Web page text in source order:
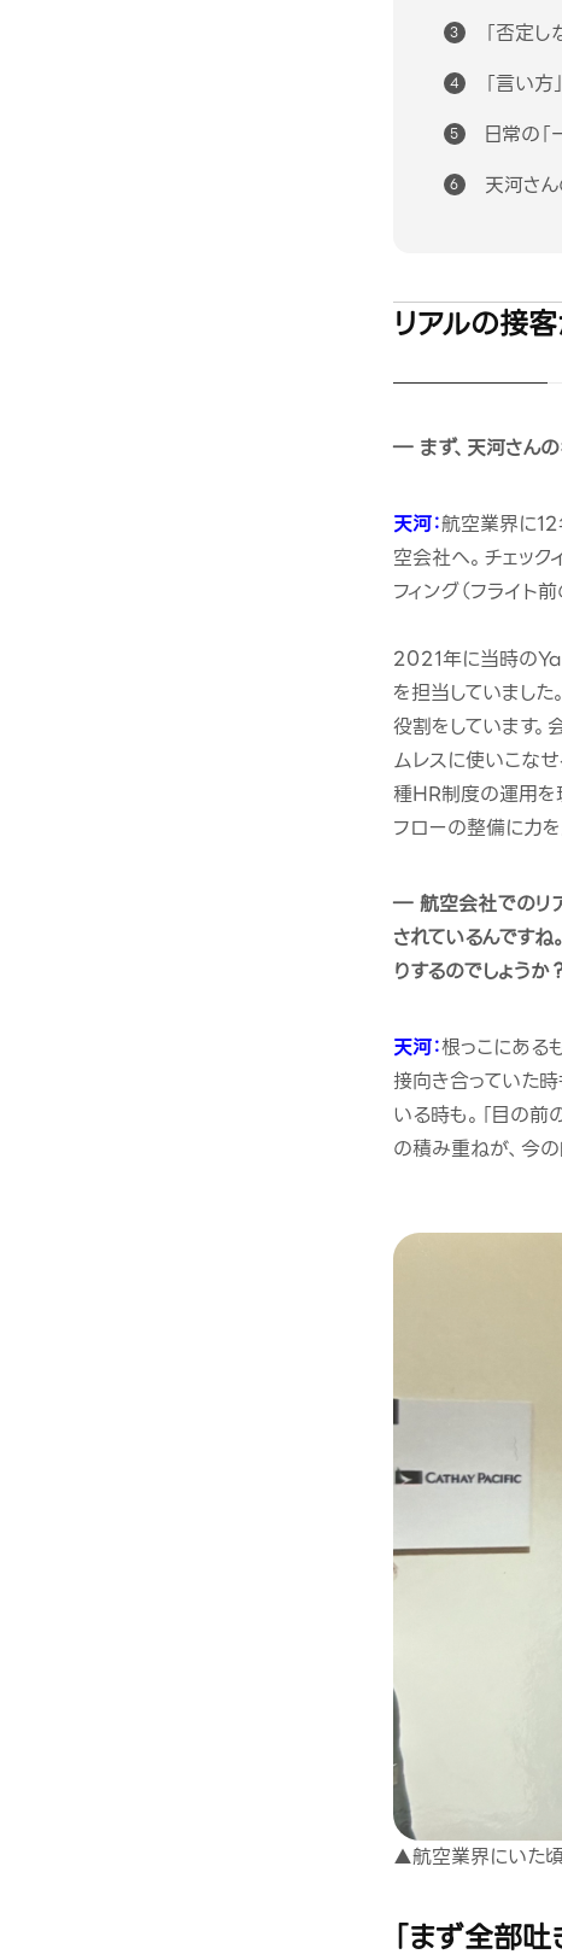
「否定
「言い
日常の「
天河さ
リアルの接
― まず、天河さんの
天河：航空業界に
空会社へ。チェッ
フィング（フライト
2021年に当時の
を担当していまし
役割をしています
ムレスに使いこな
種HR制度の運用を
フローの整備に力を
― 航空会社でのリ
されているんです
りするのでしょうか
天河：根っこにある
接向き合っていた
いる時も。「目の前
の積み重ねが、今
▲航空業界にいた
「まず全部